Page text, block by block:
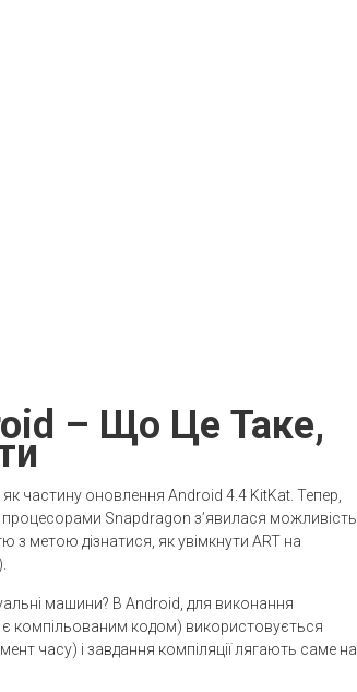
– Що Це Таке,
частину оновлення Android 4.4 KitKat. Тепер,
процесорами Snapdragon з’явилася можливість
метою дізнатися, як увімкнути ART на
машини? В Android, для виконання
є компільованим кодом) використовується
часу) і завдання компіляції лягають саме на